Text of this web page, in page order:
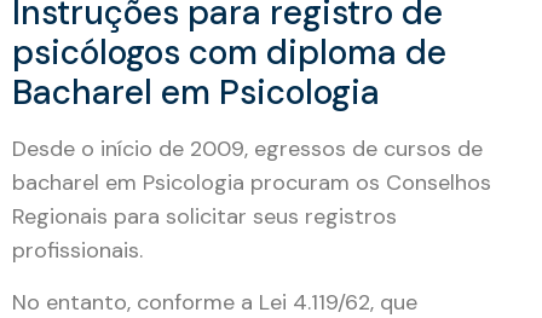
Instruções para registro de
psicólogos com diploma de
Bacharel em Psicologia
Desde o início de 2009, egressos de cursos de
bacharel em Psicologia procuram os Conselhos
Regionais para solicitar seus registros
profissionais.
No entanto, conforme a Lei 4.119/62, que